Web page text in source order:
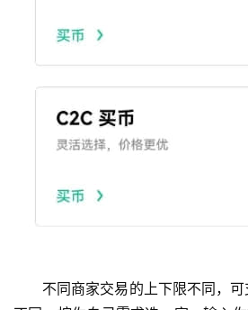
不同商家交易的上下限不同，